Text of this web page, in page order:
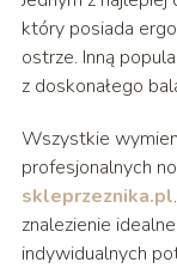
który posiada
ostrze. Inną
z doskonałego
Wszystkie
profesjonalnych
skleprzeznika.pl
znalezienie
indywidualnych